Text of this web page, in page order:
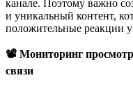
канале. Поэтому важно
и уникальный контент,
положительные реакции у
📽 Мониторинг
связи